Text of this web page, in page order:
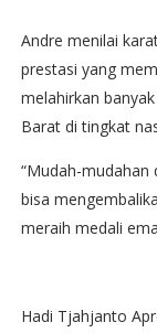
Andre menilai
prestasi yang
melahirkan
Barat di tingkat
“Mudah-mudahan
bisa
meraih medali
Hadi Tjahjanto